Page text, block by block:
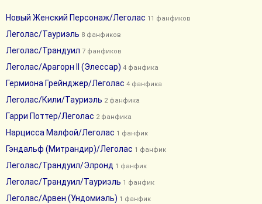
Новый Женский Персонаж/Леголас 11 фанфиков
Леголас/Тауриэль 8 фанфиков
Леголас/Трандуил 7 фанфиков
Леголас/Арагорн II (Элессар) 4 фанфика
Гермиона Грейнджер/Леголас 4 фанфика
Леголас/Кили/Тауриэль 2 фанфика
Гарри Поттер/Леголас 2 фанфика
Нарцисса Малфой/Леголас 1 фанфик
Гэндальф (Митрандир)/Леголас 1 фанфик
Леголас/Трандуил/Элронд 1 фанфик
Леголас/Трандуил/Тауриэль 1 фанфик
Леголас/Арвен (Ундомиэль) 1 фанфик